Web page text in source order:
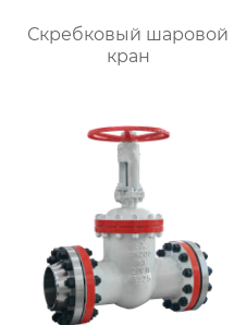
Скребковый шаровой
кран